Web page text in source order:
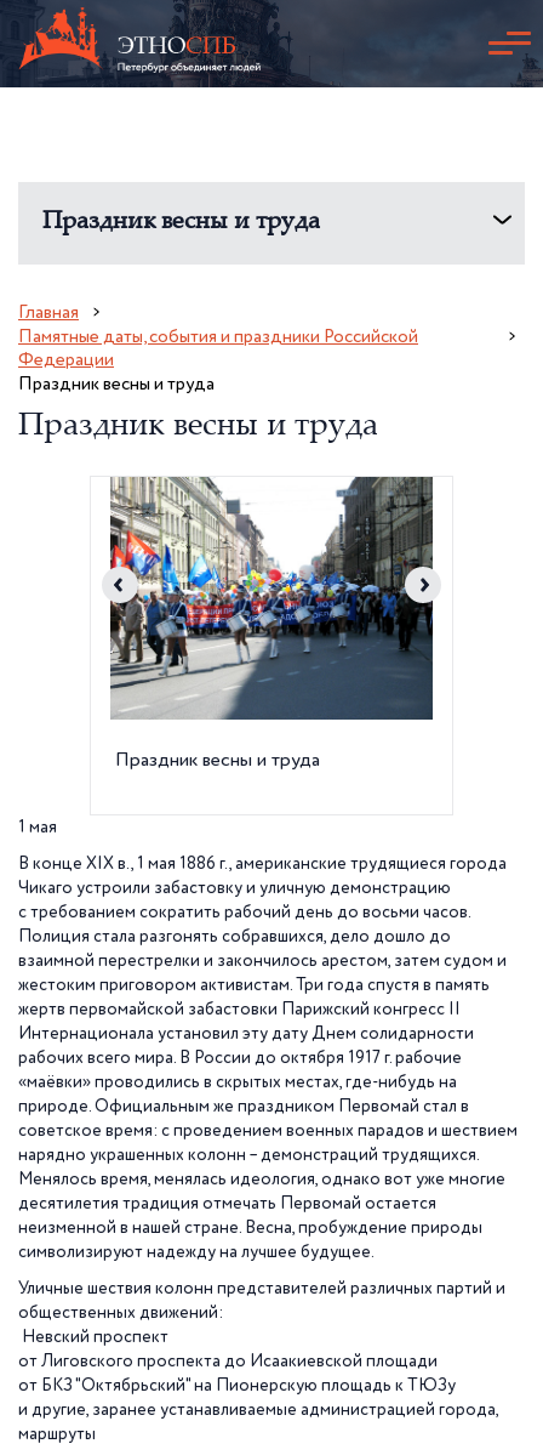
Праздник весны и труда
Главная
Памятные даты, события и праздники Российской
Федерации
Праздник весны и труда
Праздник весны и труда
Праздник весны и труда
1 мая
В конце XIX в., 1 мая 1886 г., американские трудящиеся города
Чикаго устроили забастовку и уличную демонстрацию
с требованием сократить рабочий день до восьми часов.
Полиция стала разгонять собравшихся, дело дошло до
взаимной перестрелки и закончилось арестом, затем судом и
жестоким приговором активистам. Три года спустя в память
жертв первомайской забастовки Парижский конгресс II
Интернационала установил эту дату Днем солидарности
рабочих всего мира. В России до октября 1917 г. рабочие
«маёвки» проводились в скрытых местах, где-нибудь на
природе. Официальным же праздником Первомай стал в
советское время: с проведением военных парадов и шествием
нарядно украшенных колонн – демонстраций трудящихся.
Менялось время, менялась идеология, однако вот уже многие
десятилетия традиция отмечать Первомай остается
неизменной в нашей стране. Весна, пробуждение природы
символизируют надежду на лучшее будущее.
Уличные шествия колонн представителей различных партий и
общественных движений:
Невский проспект
от Лиговского проспекта до Исаакиевской площади
от БКЗ "Октябрьский" на Пионерскую площадь к ТЮЗу
и другие, заранее устанавливаемые администрацией города,
маршруты